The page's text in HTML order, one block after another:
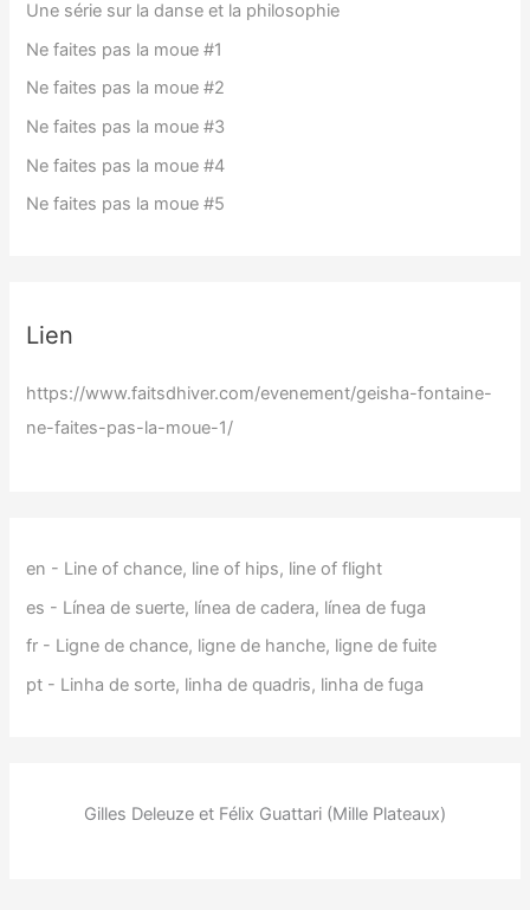
Une série sur la danse et la philosophie
Ne faites pas la moue #1
Ne faites pas la moue #2
Ne faites pas la moue #3
Ne faites pas la moue #4
Ne faites pas la moue #5
Lien
https://www.faitsdhiver.com/evenement/geisha-fontaine-
ne-faites-pas-la-moue-1/
en - Line of chance, line of hips, line of flight
es - Línea de suerte, línea de cadera, línea de fuga
fr - Ligne de chance, ligne de hanche, ligne de fuite
pt - Linha de sorte, linha de quadris, linha de fuga
Gilles Deleuze et Félix Guattari (Mille Plateaux)